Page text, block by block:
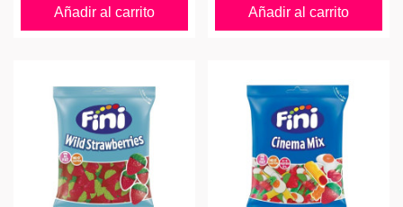
Añadir al carrito Añadir al carrito